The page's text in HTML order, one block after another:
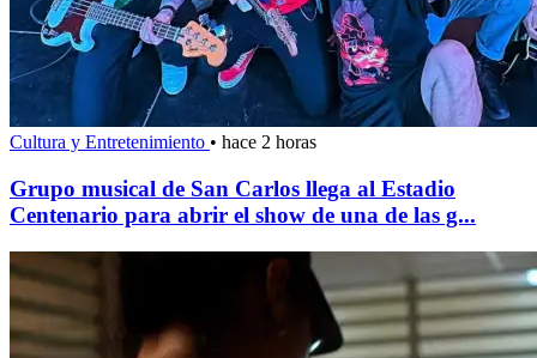
Cultura y Entretenimiento • hace 2 horas
Grupo musical de San Carlos llega al Estadio
Centenario para abrir el show de una de las g...